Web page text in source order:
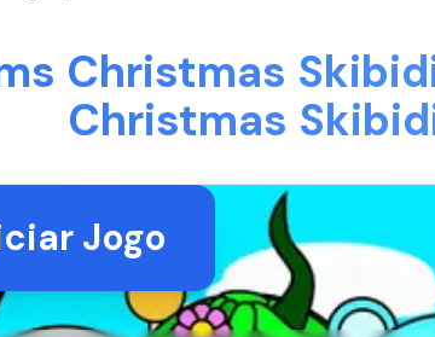
Christmas
Christmas
Jogo